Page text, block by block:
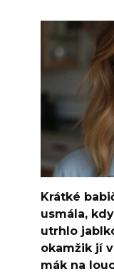
Krátké
usmála,
utrhlo
okamžik jí
mák na